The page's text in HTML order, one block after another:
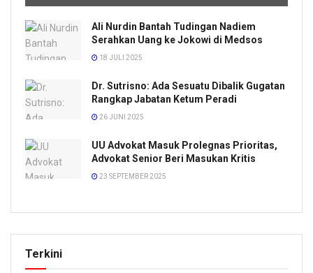
Ali Nurdin Bantah Tudingan Nadiem
Serahkan Uang ke Jokowi di Medsos
18 JULI 2025
Dr. Sutrisno: Ada Sesuatu Dibalik Gugatan
Rangkap Jabatan Ketum Peradi
26 JUNI 2025
UU Advokat Masuk Prolegnas Prioritas,
Advokat Senior Beri Masukan Kritis
23 SEPTEMBER 2025
Terkini